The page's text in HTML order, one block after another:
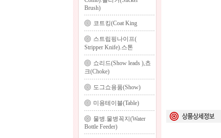
Brush)
코트킹(Coat King
스트립핑나이프(
Stripper Knife).스톤
쇼리드(Show leads ),쵸
크(Choke)
도그쇼용품(Show)
미용테이블(Table)
물병.물병꼭지(Water
Bottle Feeder)